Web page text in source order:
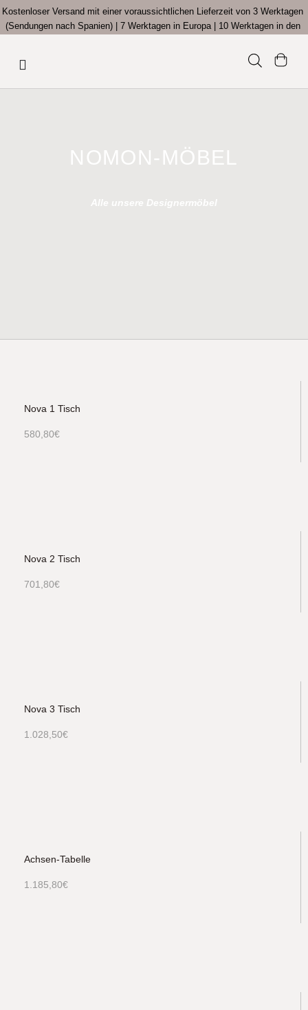
Offizieller von
Kostenloser Versand mit einer voraussichtlichen Lieferzeit von 3 Werktagen
(Sendungen nach Spanien) | 7 Werktagen in Europa | 10 Werktagen in den
NOMON-MÖBEL
Alle unsere Designermöbel
Nova 1 Tisch
580,80€
Nova 2 Tisch
701,80€
Nova 3 Tisch
1.028,50€
Achsen-Tabelle
1.185,80€